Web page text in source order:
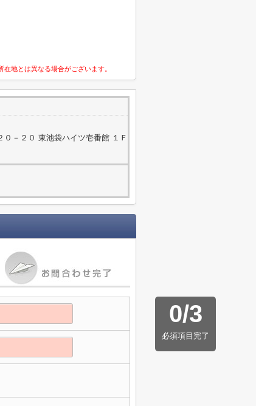
地とは異なる場合がございます。
－２０ 東池袋ハイツ壱番館 １Ｆ
0/3
必須項目完了